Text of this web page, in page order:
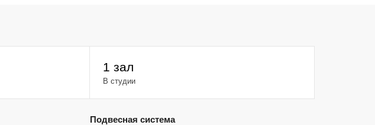
1 зал
В студии
Подвесная система